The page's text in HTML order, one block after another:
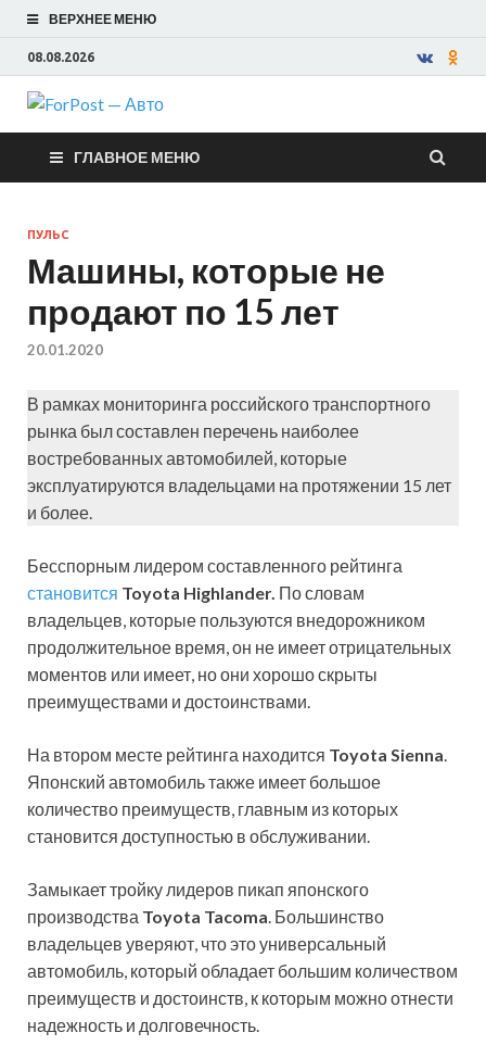
ВЕРХНЕЕ МЕНЮ
08.08.2026
ForPost —
Авто
ГЛАВНОЕ МЕНЮ
ПУЛЬС
Машины, которые не
продают по 15 лет
20.01.2020
В рамках мониторинга российского транспортного
рынка был составлен перечень наиболее
востребованных автомобилей, которые
эксплуатируются владельцами на протяжении 15 лет
и более.
Бесспорным лидером составленного рейтинга
становится Toyota Highlander. По словам
владельцев, которые пользуются внедорожником
продолжительное время, он не имеет отрицательных
моментов или имеет, но они хорошо скрыты
преимуществами и достоинствами.
На втором месте рейтинга находится Toyota Sienna.
Японский автомобиль также имеет большое
количество преимуществ, главным из которых
становится доступностью в обслуживании.
Замыкает тройку лидеров пикап японского
производства Toyota Tacoma. Большинство
владельцев уверяют, что это универсальный
автомобиль, который обладает большим количеством
преимуществ и достоинств, к которым можно отнести
надежность и долговечность.